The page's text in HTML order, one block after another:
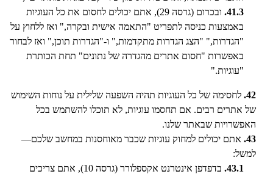
41.3.
ובכרום (גרסה 29), אתם יכולים לחסום את כל העוגיות
באמצעות כניסה לתפריט "התאמה אישית ובקרה," ואז ללחוץ על
"הגדרות," "הצג הגדרות מתקדמות," ו-"הגדרות תוכן," ואז לבחור
באפשרות "חסום אתרים מהגדרה של נתונים" תחת הכותרת
"עוגיות."
42. לחסימה של כל העוגיות תהיה השפעה שלילית על נוחות השימוש
של אתרים רבים. אם תחסמו עוגיות, לא תוכלו להשתמש בכל
האפשרויות שבאתר שלנו.
43. אתם יכולים למחוק עוגיות שכבר מאוחסנות במחשב שלכם—
למשל:
43.1.
בדפדפן אינטרנט אקספלורר (גרסה 10), אתם צריכים